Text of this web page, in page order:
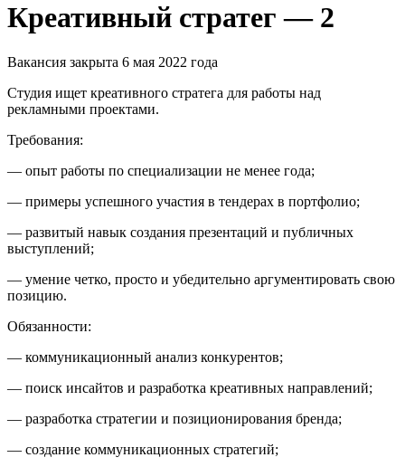
Креативный стратег — 2
Вакансия закрыта 6 мая 2022 года
Студия ищет креативного стратега для работы над
рекламными проектами.
Требования:
— опыт работы по специализации не менее года;
— примеры успешного участия в тендерах в портфолио;
— развитый навык создания презентаций и публичных
выступлений;
— умение четко, просто и убедительно аргументировать свою
позицию.
Обязанности:
— коммуникационный анализ конкурентов;
— поиск инсайтов и разработка креативных направлений;
— разработка стратегии и позиционирования бренда;
— создание коммуникационных стратегий;